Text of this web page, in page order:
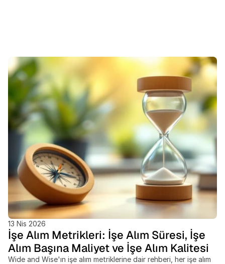
13 Nis 2026
İşe Alım Metrikleri: İşe Alım Süresi, İşe
Alım Başına Maliyet ve İşe Alım Kalitesi
Wide and Wise'ın işe alım metriklerine dair rehberi, her işe alım